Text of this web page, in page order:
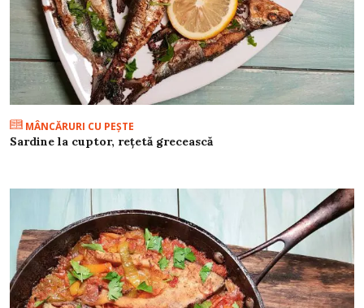
MÂNCĂRURI CU PEŞTE
Sardine la cuptor, rețetă grecească